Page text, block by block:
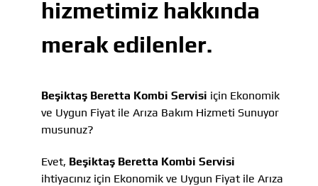
hizmetimiz hakkında
merak edilenler.
Beşiktaş Beretta Kombi Servisi için Ekonomik
ve Uygun Fiyat ile Arıza Bakım Hizmeti Sunuyor
musunuz?
Evet, Beşiktaş Beretta Kombi Servisi
ihtiyacınız için Ekonomik ve Uygun Fiyat ile Arıza